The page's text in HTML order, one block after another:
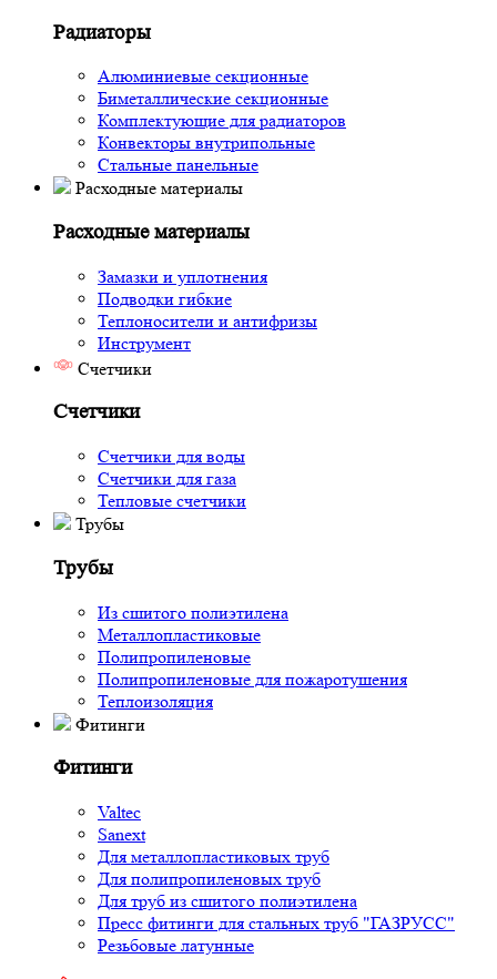
Радиаторы
Алюминиевые секционные
Биметаллические секционные
Комплектующие для радиаторов
Конвекторы внутрипольные
Стальные панельные
Расходные материалы
Расходные материалы
Замазки и уплотнения
Подводки гибкие
Теплоносители и антифризы
Инструмент
Счетчики
Счетчики
Счетчики для воды
Счетчики для газа
Тепловые счетчики
Трубы
Трубы
Из сшитого полиэтилена
Металлопластиковые
Полипропиленовые
Полипропиленовые для пожаротушения
Теплоизоляция
Фитинги
Фитинги
Valtec
Sanext
Для металлопластиковых труб
Для полипропиленовых труб
Для труб из сшитого полиэтилена
Пресс фитинги для стальных труб "ГАЗРУСС"
Резьбовые латунные